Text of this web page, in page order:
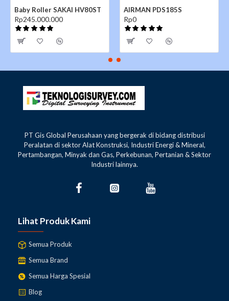
Baby Roller SAKAI HV80ST
Rp245.000.000
AIRMAN PDS185S
Rp0
PT Gis Global Perusahaan yang bergerak di bidang distribusi
Peralatan di sektor Alat Konstruksi, Industri Energi & Mineral,
Pertambangan, Minyak dan Gas, Perkebunan, Pertanian & Sektor
Industri lainnya.
Lihat Produk Kami
Semua Produk
Semua Brand
Semua Harga Spesial
Blog